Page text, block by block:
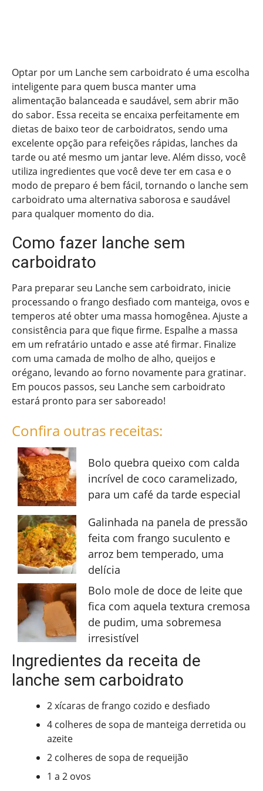
Optar por um Lanche sem carboidrato é uma escolha
inteligente para quem busca manter uma
alimentação balanceada e saudável, sem abrir mão
do sabor. Essa receita se encaixa perfeitamente em
dietas de baixo teor de carboidratos, sendo uma
excelente opção para refeições rápidas, lanches da
tarde ou até mesmo um jantar leve. Além disso, você
utiliza ingredientes que você deve ter em casa e o
modo de preparo é bem fácil, tornando o lanche sem
carboidrato uma alternativa saborosa e saudável
para qualquer momento do dia.
Como fazer lanche sem
carboidrato
Para preparar seu Lanche sem carboidrato, inicie
processando o frango desfiado com manteiga, ovos e
temperos até obter uma massa homogênea. Ajuste a
consistência para que fique firme. Espalhe a massa
em um refratário untado e asse até firmar. Finalize
com uma camada de molho de alho, queijos e
orégano, levando ao forno novamente para gratinar.
Em poucos passos, seu Lanche sem carboidrato
estará pronto para ser saboreado!
Confira outras receitas:
Bolo quebra queixo com calda
incrível de coco caramelizado,
para um café da tarde especial
Galinhada na panela de pressão
feita com frango suculento e
arroz bem temperado, uma
delícia
Bolo mole de doce de leite que
fica com aquela textura cremosa
de pudim, uma sobremesa
irresistível
Ingredientes da receita de
lanche sem carboidrato
2 xícaras de frango cozido e desfiado
4 colheres de sopa de manteiga derretida ou
azeite
2 colheres de sopa de requeijão
1 a 2 ovos